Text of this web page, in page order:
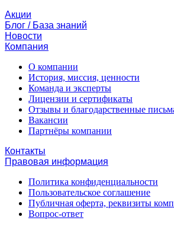
Акции
Блог / База знаний
Новости
Компания
О компании
История, миссия, ценности
Команда и эксперты
Лицензии и сертификаты
Отзывы и благодарственные
Вакансии
Партнёры компании
Контакты
Правовая информация
Политика конфиденциальности
Пользовательское соглашение
Публичная оферта, реквизиты
Вопрос-ответ